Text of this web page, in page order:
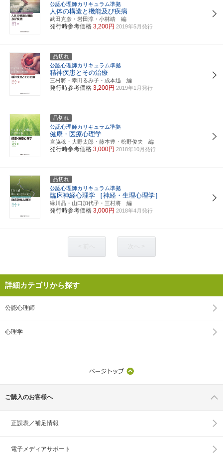
公認心理師カリキュラム準拠
人体の構造と機能及び疾病
武田克彦・岩田淳・小林靖 編
発行時参考価格 3,200円 2019年5月発行
品切れ
公認心理師カリキュラム準拠
精神疾患とその治療
三村將・幸田るみ子・成本迅 編
発行時参考価格 3,200円 2019年1月発行
品切れ
公認心理師カリキュラム準拠
健康・医療心理学
宮脇稔・大野太郎・藤本豊・松野俊夫 編
発行時参考価格 3,000円 2018年10月発行
品切れ
公認心理師カリキュラム準拠
臨床神経心理学 ［神経・生理心理学］
緑川晶・山口加代子・三村將 編
発行時参考価格 3,000円 2018年4月発行
詳細カテゴリから探す
公認心理師
心理学
ご購入のお客様へ
正誤表／補足情報
電子メディアサポート